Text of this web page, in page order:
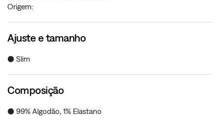
Origem:
Ajuste e tamanho
● Slim
Composição
● 99% Algodão, 1% Elastano